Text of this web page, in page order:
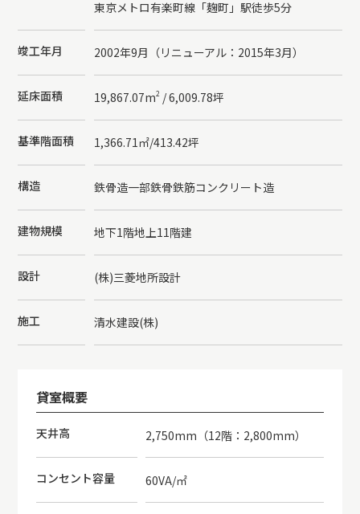
東京メトロ有楽町線「麹町」駅徒歩5分
竣工年月 2002年9月（リニューアル：2015年3月）
延床面積 19,867.07m2/ 6,009.78坪
基準階面積 1,366.71㎡/413.42坪
構造 鉄骨造一部鉄骨鉄筋コンクリート造
建物規模 地下1階地上11階建
設計 (株)三菱地所設計
施工 清水建設(株)
貸室概要
天井高 2,750mm（12階：2,800mm）
コンセント容量 60VA/㎡